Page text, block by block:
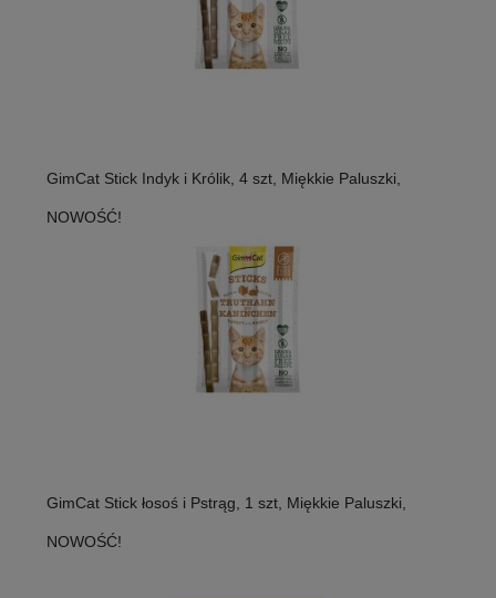
GimCat Stick Indyk i Królik, 4 szt, Miękkie Paluszki,
NOWOŚĆ!
GimCat Stick łosoś i Pstrąg, 1 szt, Miękkie Paluszki,
NOWOŚĆ!